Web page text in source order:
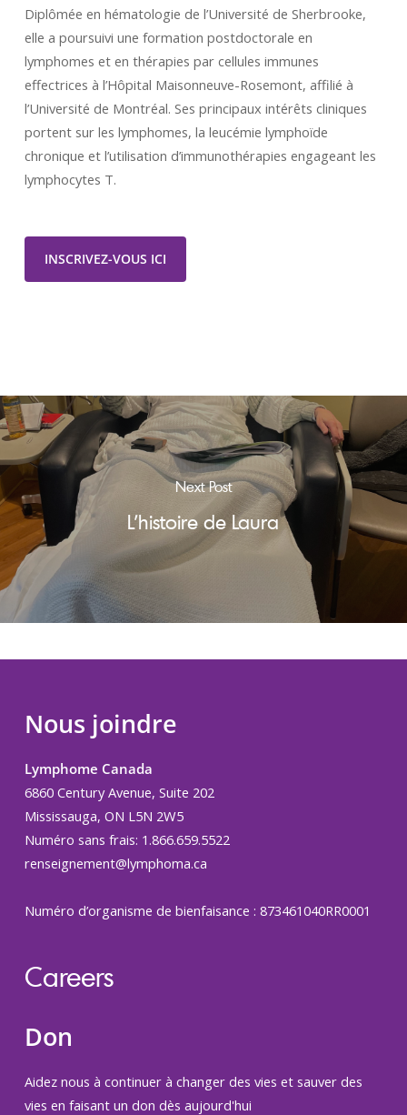
Diplômée en hématologie de l’Université de Sherbrooke,
elle a poursuivi une formation postdoctorale en
lymphomes et en thérapies par cellules immunes
effectrices à l’Hôpital Maisonneuve-Rosemont, affilié à
l’Université de Montréal. Ses principaux intérêts cliniques
portent sur les lymphomes, la leucémie lymphoïde
chronique et l’utilisation d’immunothérapies engageant les
lymphocytes T.
INSCRIVEZ-VOUS ICI
Next Post
L’histoire de Laura
Nous joindre
Lymphome Canada
6860 Century Avenue, Suite 202
Mississauga, ON L5N 2W5
Numéro sans frais: 1.866.659.5522
renseignement@lymphoma.ca
Numéro d’organisme de bienfaisance : 873461040RR0001
Careers
Don
Aidez nous à continuer à changer des vies et sauver des
vies en faisant un don dès aujourd'hui